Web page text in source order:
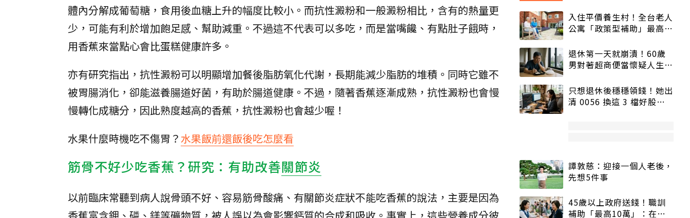
體內分解成葡萄糖，食用後血糖上升的幅度比較小。而抗性澱粉和一般澱粉相比，含有的熱量更
少，可能有利於增加飽足感、幫助減重。不過這不代表可以多吃，而是當嘴饞、有點肚子餓時，
用香蕉來當點心會比蛋糕健康許多。
亦有研究指出，抗性澱粉可以明顯增加餐後脂肪氧化代謝，長期能減少脂肪的堆積。同時它雖不
被胃腸消化，卻能滋養腸道好菌，有助於腸道健康。不過，隨著香蕉逐漸成熟，抗性澱粉也會慢
慢轉化成糖分，因此熟度越高的香蕉，抗性澱粉也會越少喔！
水果什麼時機吃不傷胃？水果飯前還飯後吃怎麼看
筋骨不好少吃香蕉？研究：有助改善關節炎
以前臨床常聽到病人說骨頭不好、容易筋骨酸痛、有關節炎症狀不能吃香蕉的說法，主要是因為
入住平價養生村！全台老人
公寓「政策型補助」最高打
退休第一天就崩潰！60歲
男對著超商便當懷疑人生
只想退休後穩穩領錢！她出
清 0056 換這 3 檔好股：
譚敦慈：迎接一個人老後，
先想5件事
45歲以上政府送錢！職訓
補助「最高10萬」：在